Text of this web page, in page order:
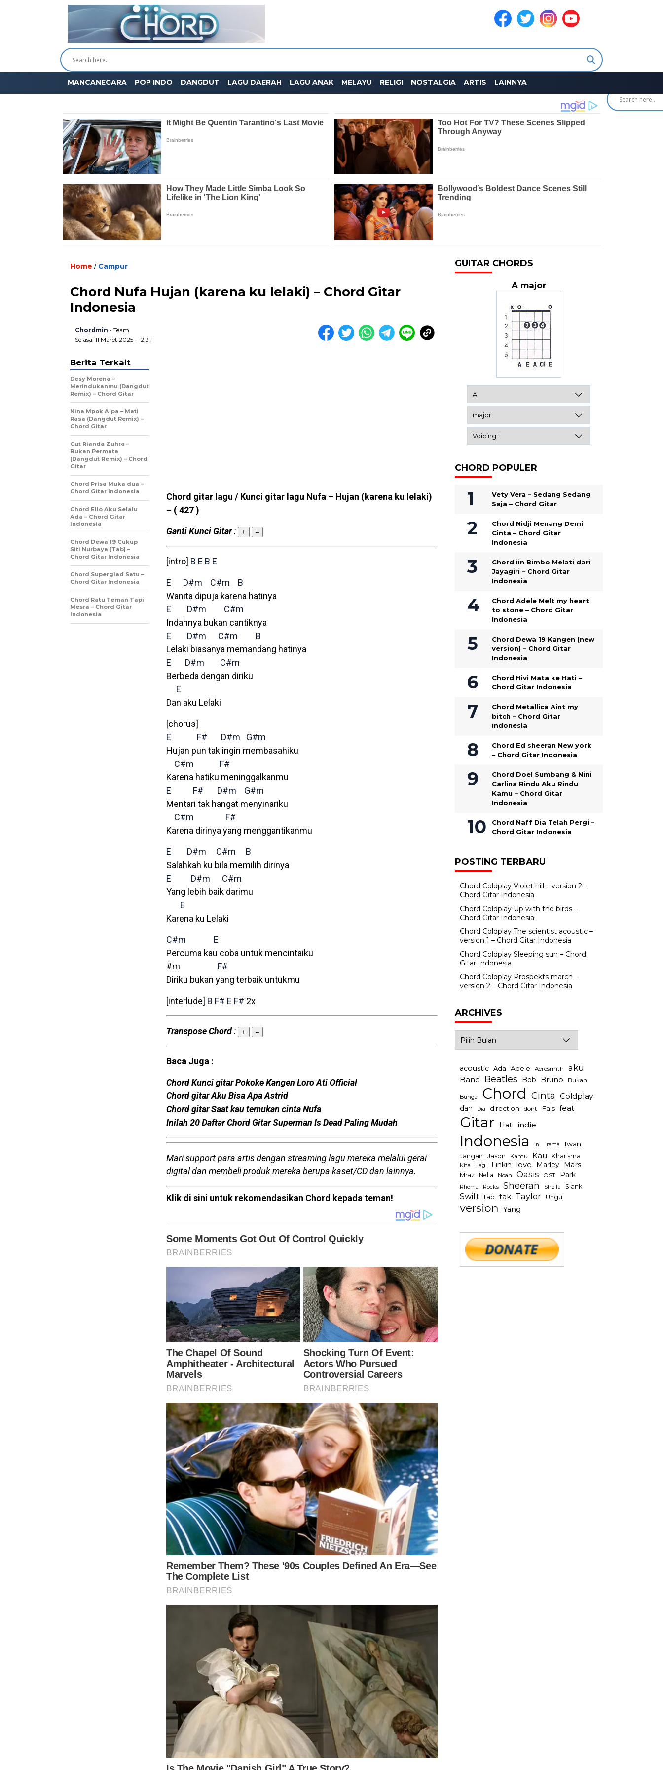
MANCANEGARA POP INDO DANGDUT LAGU DAERAH LAGU ANAK MELAYU RELIGI NOSTALGIA ARTIS LAINNYA
Home / Campur
Chord Nufa Hujan (karena ku lelaki) – Chord Gitar
Indonesia
Chordmin - Team
Selasa, 11 Maret 2025 - 12:31
Chord gitar lagu / Kunci gitar lagu Nufa – Hujan (karena ku lelaki)
– ( 427 )
Ganti Kunci Gitar: + –
[intro] B E B E
E D#m C#m
B
Wanita dipuja karena hatinya
E
D#m
C#m
Indahnya bukan cantiknya
E
D#m C#m
B
Lelaki biasanya memandang hatinya
E
D#m
C#m
Berbeda dengan diriku
E
Dan aku Lelaki
[chorus]
E
F# D#m
G#m
Hujan pun tak ingin membasahiku
C#m
F#
Karena hatiku meninggalkanmu
E
F# D#m
G#m
Mentari tak hangat menyinariku
C#m
F#
Karena dirinya yang menggantikanmu
E D#m C#m
B
Salahkah ku bila memilih dirinya
E
D#m
C#m
Yang lebih baik darimu
E
Karena ku Lelaki
C#m
E
Percuma kau coba untuk mencintaiku
#m F#
Diriku bukan yang terbaik untukmu
[interlude] B F# E F# 2x
Transpose Chord: + –
Baca Juga :
Chord Kunci gitar Pokoke Kangen Loro Ati Official
Chord gitar Aku Bisa Apa Astrid
Chord gitar Saat kau temukan cinta Nufa
Inilah 20 Daftar Chord Gitar Superman Is Dead Paling Mudah
Mari support para artis dengan streaming lagu mereka melalui gerai
digital dan membeli produk mereka berupa kaset/CD dan lainnya.
Klik di sini untuk rekomendasikan Chord kepada teman!
Berita Terkait
Desy Morena –
Merindukanmu (Dangdut
Remix) – Chord Gitar
Nina Mpok Alpa – Mati
Rasa (Dangdut Remix) –
Chord Gitar
Cut Rianda Zuhra –
Bukan Permata
(Dangdut Remix) – Chord
Gitar
Chord Prisa Muka dua –
Chord Gitar Indonesia
Chord Ello Aku Selalu
Ada – Chord Gitar
Indonesia
Chord Dewa 19 Cukup
Siti Nurbaya [Tab] –
Chord Gitar Indonesia
Chord Superglad Satu –
Chord Gitar Indonesia
Chord Ratu Teman Tapi
Mesra – Chord Gitar
Indonesia
GUITAR CHORDS
A major
CHORD POPULER
Vety Vera – Sedang Sedang
Saja – Chord Gitar
Chord Nidji Menang Demi
Cinta – Chord Gitar
Indonesia
Chord iin Bimbo Melati dari
Jayagiri – Chord Gitar
Indonesia
Chord Adele Melt my heart
to stone – Chord Gitar
Indonesia
Chord Dewa 19 Kangen (new
version) – Chord Gitar
Indonesia
Chord Hivi Mata ke Hati –
Chord Gitar Indonesia
Chord Metallica Aint my
bitch – Chord Gitar
Indonesia
Chord Ed sheeran New york
– Chord Gitar Indonesia
Chord Doel Sumbang & Nini
Carlina Rindu Aku Rindu
Kamu – Chord Gitar
Indonesia
Chord Naff Dia Telah Pergi –
Chord Gitar Indonesia
POSTING TERBARU
Chord Coldplay Violet hill – version 2 –
Chord Gitar Indonesia
Chord Coldplay Up with the birds –
Chord Gitar Indonesia
Chord Coldplay The scientist acoustic –
version 1 – Chord Gitar Indonesia
Chord Coldplay Sleeping sun – Chord
Gitar Indonesia
Chord Coldplay Prospekts march –
version 2 – Chord Gitar Indonesia
ARCHIVES
acoustic Ada Adele Aerosmith aku
Band Beatles Bob Bruno Bukan
Bunga Chord Cinta Coldplay
dan Dia direction dont Fals feat
Gitar Hati indie
Indonesia Ini Irama Iwan
Jangan Jason Kamu Kau Kharisma
Kita Lagi Linkin love Marley Mars
Mraz Nella Noah Oasis OST Park
Rhoma Rocks Sheeran Sheila Slank
Swift tab tak Taylor Ungu
version Yang